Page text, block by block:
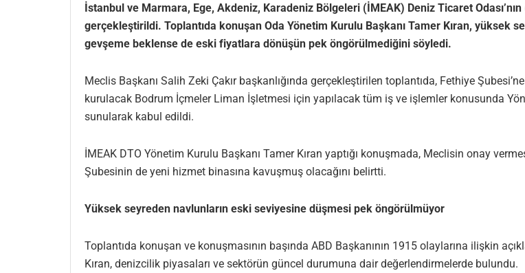
İstanbul ve Marmara, Ege, Akdeniz, Karadeniz Bölgeleri (İMEAK) Deniz Ticaret
gerçekleştirildi. Toplantıda konuşan Oda Yönetim Kurulu Başkanı Tamer Kıran, yüksek
gevşeme beklense de eski fiyatlara dönüşün pek öngörülmediğini söyledi.
Meclis Başkanı Salih Zeki Çakır başkanlığında gerçekleştirilen toplantıda, Fethiye
kurulacak Bodrum İçmeler Liman İşletmesi için yapılacak tüm iş ve işlemler konusunda
sunularak kabul edildi.
İMEAK DTO Yönetim Kurulu Başkanı Tamer Kıran yaptığı konuşmada, Meclisin onay
Şubesinin de yeni hizmet binasına kavuşmuş olacağını belirtti.
Yüksek seyreden navlunların eski seviyesine düşmesi pek öngörülmüyor
Toplantıda konuşan ve konuşmasının başında ABD Başkanının 1915 olaylarına ilişkin
Kıran, denizcilik piyasaları ve sektörün güncel durumuna dair değerlendirmelerde bulundu.